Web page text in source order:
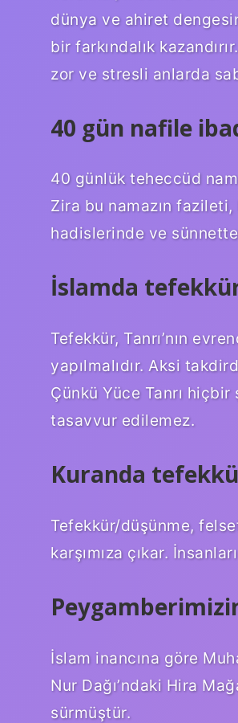
dünya ve ahiret
bir farkındalık
zor ve stresli anlarda
40 gün nafile
40 günlük teheccüd
Zira bu namazın
hadislerinde ve
İslamda tefekkür
Tefekkür, Tanrı’nın
yapılmalıdır. Aksi
Çünkü Yüce Tanrı
tasavvur edilemez.
Kuranda
Tefekkür/düşünme,
karşımıza çıkar.
İslam inancına göre
Nur Dağı’ndaki Hira
sürmüştür.